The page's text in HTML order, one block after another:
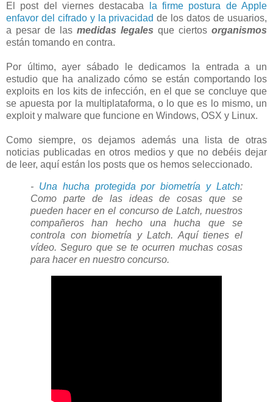
El post del viernes destacaba la firme postura de Apple
enfavor del cifrado y la privacidad de los datos de usuarios,
a pesar de las medidas legales que ciertos organismos
están tomando en contra.
Por último, ayer sábado le dedicamos la entrada a un
estudio que ha analizado cómo se están comportando los
exploits en los kits de infección, en el que se concluye que
se apuesta por la multiplataforma, o lo que es lo mismo, un
exploit y malware que funcione en Windows, OSX y Linux.
Como siempre, os dejamos además una lista de otras
noticias publicadas en otros medios y que no debéis dejar
de leer, aquí están los posts que os hemos seleccionado.
- Una hucha protegida por biometría y Latch:
Como parte de las ideas de cosas que se
pueden hacer en el concurso de Latch, nuestros
compañeros han hecho una hucha que se
controla con biometría y Latch. Aquí tienes el
vídeo. Seguro que se te ocurren muchas cosas
para hacer en nuestro concurso.